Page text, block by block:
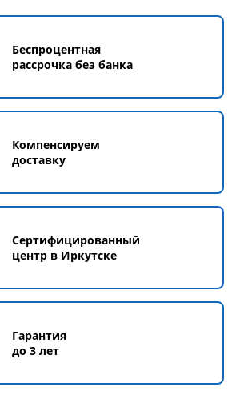
Беспроцентная
рассрочка без банка
Компенсируем
доставку
Сертифицированный
центр в Иркутске
Гарантия
до 3 лет